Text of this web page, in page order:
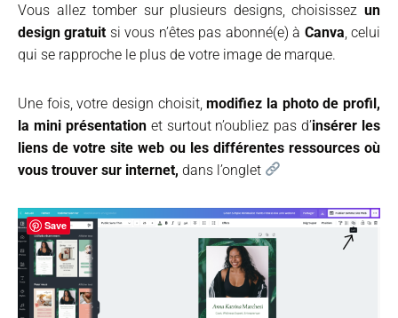
Vous allez tomber sur plusieurs designs, choisissez un
design gratuit si vous n’êtes pas abonné(e) à Canva , celui
qui se rapproche le plus de votre image de marque.
Une fois, votre design choisit,modifiez la photo de profil,
la mini présentationet surtout n’oubliez pas d’insérer les
liens de votre site web ou les différentes ressources où
vous trouver sur internet, dans l’onglet
Save